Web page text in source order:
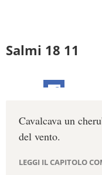
Salmi 18 11
Cavalcava un
del vento.
LEGGI IL CAPITOLO